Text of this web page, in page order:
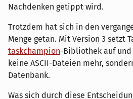
Nachdenken getippt wird.
Trotzdem hat sich in den
Menge getan. Mit Version 3 setzt
taskchampion-Bibliothek auf
keine ASCII-Dateien mehr,
Datenbank.
Was sich durch diese